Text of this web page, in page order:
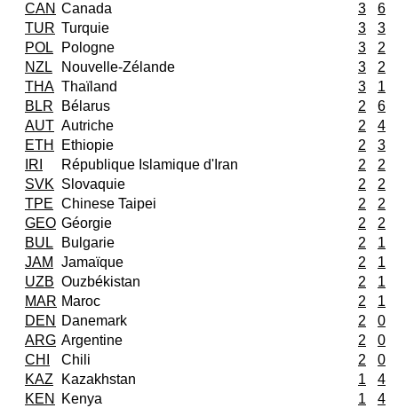
CAN Canada 3
6
TUR Turquie 3
3
POL
Pologne 3
2
NZL
Nouvelle-Zélande 3
2
THA Thaïland 3
1
BLR
Bélarus 2
6
AUT Autriche 2
4
ETH
Ethiopie 2
3
IRI
République Islamique d'Iran 2
2
SVK Slovaquie 2
2
TPE Chinese Taipei 2
2
GEO Géorgie 2
2
BUL
Bulgarie 2
1
JAM
Jamaïque 2
1
UZB Ouzbékistan 2
1
MAR Maroc 2
1
DEN
Danemark 2
0
ARG Argentine 2
0
CHI
Chili 2
0
KAZ
Kazakhstan 1
4
KEN
Kenya 1
4